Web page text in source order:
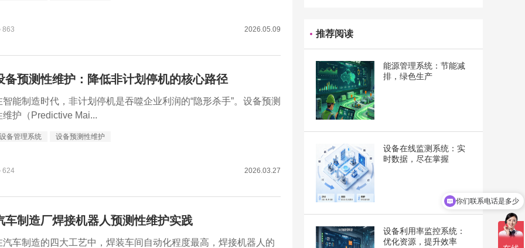
863 2026.05.09
备预测性维护：降低非计划停机的核心路径
智能制造时代，非计划停机是吞噬企业利润的“隐形杀手”。设备预测
维护（Predictive Mai...
设备管理系统 设备预测性维护
624 2026.03.27
车制造厂焊接机器人预测性维护实践
汽车制造的四大工艺中，焊装车间自动化程度最高，焊接机器人的
推荐阅读
能源管理系统：节能减
排，绿色生产
设备在线监测系统：实
时数据，尽在掌握
设备利用率监控系统：
优化资源，提升效率
你们联系电话是多少
你们是怎么收费的呢